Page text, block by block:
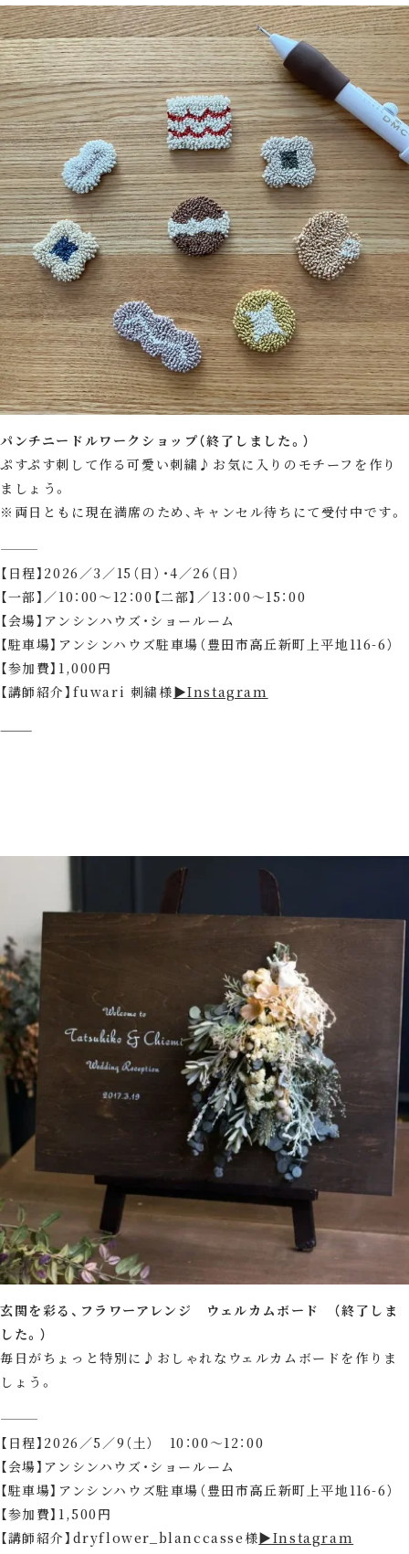
パンチニードルワークショップ（終了しました。）
ぷすぷす刺して作る可愛い刺繍♪お気に入りのモチーフを作り
ましょう。
※両日ともに現在満席のため、キャンセル待ちにて受付中です。
⸻
【日程】2026／3／15（日）・4／26（日）
【一部】／10：00～12：00【二部】／13：00～15：00
【会場】アンシンハウズ・ショールーム
【駐車場】アンシンハウズ駐車場（豊田市高丘新町上平地116-6）
【参加費】1,000円
【講師紹介】fuwari 刺繍様▶Instagram
⸻
玄関を彩る、フラワーアレンジ ウェルカムボード （終了しま
した。）
毎日がちょっと特別に♪おしゃれなウェルカムボードを作りま
しょう。
⸻
【日程】2026／5／9（土） 10：00～12：00
【会場】アンシンハウズ・ショールーム
【駐車場】アンシンハウズ駐車場（豊田市高丘新町上平地116-6）
【参加費】1,500円
【講師紹介】dryflower_blanccasse様▶Instagram